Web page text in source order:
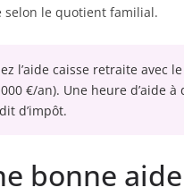
selon le quotient familial.
l’aide caisse retraite avec
€/an). Une heure d’aide
d’impôt.
bonne